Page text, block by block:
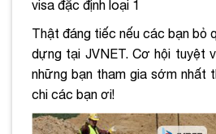
visa đặc định loại 1
Thật đáng tiếc nếu các bạn bỏ
dựng tại JVNET. Cơ hội tuyệt
những bạn tham gia sớm nhất
chi các bạn ơi!